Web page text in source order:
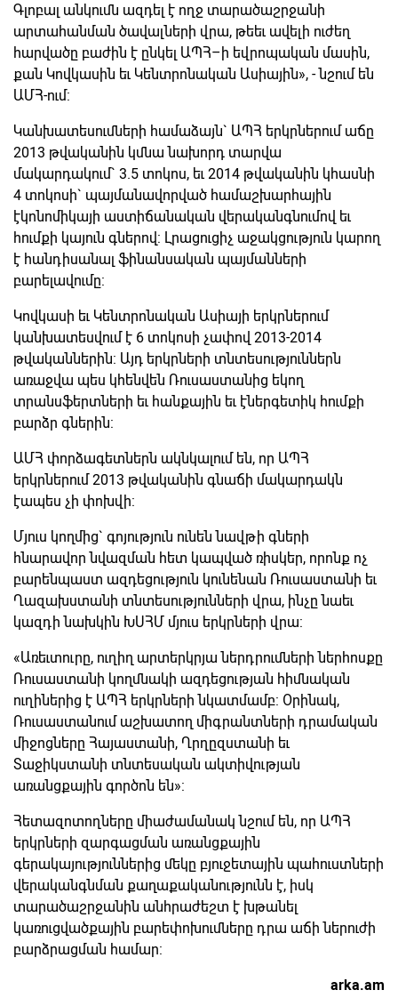
Գլոբալ անկումն ազդել է ողջ տարածաշրջանի
արտահանման ծավալների վրա, թեեւ ավելի ուժեղ
հարվածը բաժին է ընկել ԱՊՀ–ի եվրոպական մասին,
քան Կովկասին եւ Կենտրոնական Ասիային», - նշում են
ԱՄՀ-ում:
Կանխատեսումների համաձայն` ԱՊՀ երկրներում աճը
2013 թվականին կմնա նախորդ տարվա
մակարդակում` 3.5 տոկոս, եւ 2014 թվականին կհասնի
4 տոկոսի` պայմանավորված համաշխարհային
էկոնոմիկայի աստիճանական վերականգնումով եւ
հումքի կայուն գներով: Լրացուցիչ աջակցություն կարող
է հանդիսանալ ֆինանսական պայմանների
բարելավումը:
Կովկասի եւ Կենտրոնական Ասիայի երկրներում
կանխատեսվում է 6 տոկոսի չափով 2013-2014
թվականներին: Այդ երկրների տնտեսություններն
առաջվա պես կհենվեն Ռուսաստանից եկող
տրանսֆերտների եւ հանքային եւ էներգետիկ հումքի
բարձր գներին:
ԱՄՀ փորձագետներն ակնկալում են, որ ԱՊՀ
երկրներում 2013 թվականին գնաճի մակարդակն
էապես չի փոխվի:
Մյուս կողմից` գոյություն ունեն նավթի գների
հնարավոր նվազման հետ կապված ռիսկեր, որոնք ոչ
բարենպաստ ազդեցություն կունենան Ռուսաստանի եւ
Ղազախստանի տնտեսությունների վրա, ինչը նաեւ
կազդի նախկին ԽՍՀՄ մյուս երկրների վրա:
«Առեւտուրը, ուղիղ արտերկրյա ներդրումների ներհոսքը
Ռուսաստանի կողմնակի ազդեցության հիմնական
ուղիներից է ԱՊՀ երկրների նկատմամբ: Օրինակ,
Ռուսաստանում աշխատող միգրանտների դրամական
միջոցները Հայաստանի, Ղրղըզստանի եւ
Տաջիկստանի տնտեսական ակտիվության
առանցքային գործոն են»:
Հետազոտողները միաժամանակ նշում են, որ ԱՊՀ
երկրների զարգացման առանցքային
գերակայություններից մեկը բյուջետային պահուստների
վերականգնման քաղաքականությունն է, իսկ
տարածաշրջանին անհրաժեշտ է խթանել
կառուցվածքային բարեփոխումները դրա աճի ներուժի
բարձրացման համար:
arka.am